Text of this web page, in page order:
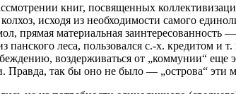
книг, посвященных
исходя из необходимости самого
прямая материальная
панского леса, пользовался с.-х. кредитом
воздерживаться от „коммунии“ еще
Правда, так бы оно не было — „острова“ эти